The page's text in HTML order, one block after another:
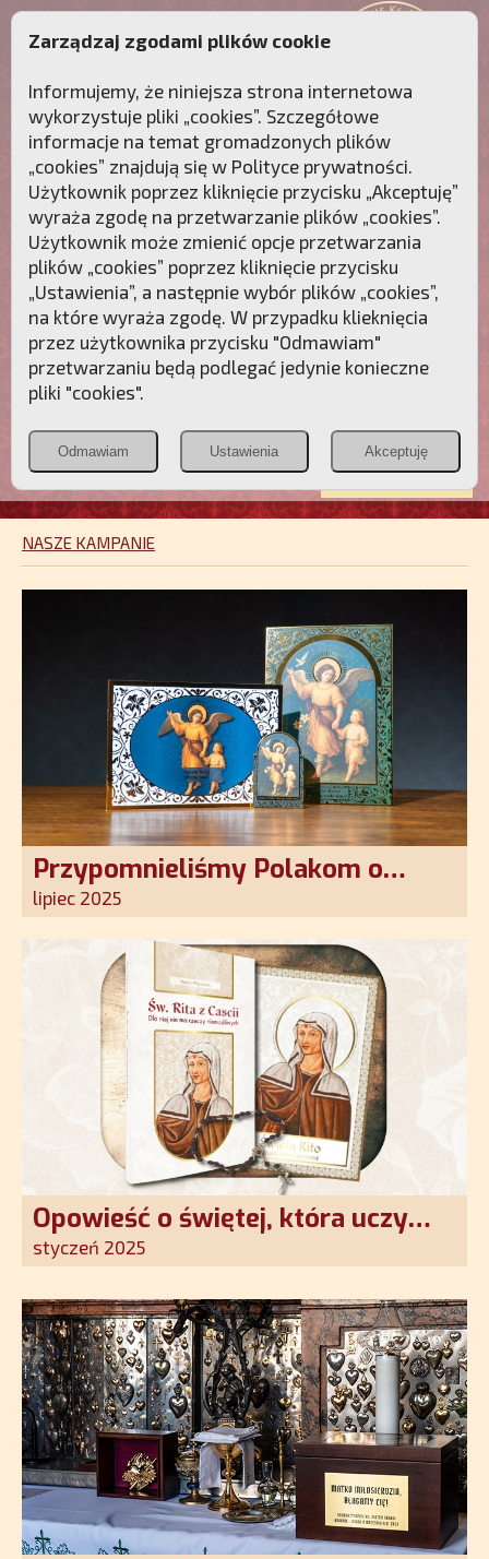
Przebudźmy sumienia Polaków!
Polonia
Christiana
PCh24.pl
Przymierze
POZNAJ APOSTOLAT FATIMY WESPRZYJ
NAS
NASZE KAMPANIE
Przypomnieliśmy Polakom o
obecności Anioła Stróża!
lipiec 2025
Opowieść o świętej, która uczy
szczerego oddania się Bogu.
nadziei w XXI wieku
styczeń 2025
Zarządzaj zgodami plików cookie
Informujemy, że niniejsza strona internetowa
wykorzystuje pliki „cookies”. Szczegółowe
informacje na temat gromadzonych plików
„cookies” znajdują się w Polityce prywatności.
Użytkownik poprzez kliknięcie przycisku „Akceptuję”
wyraża zgodę na przetwarzanie plików „cookies”.
Użytkownik może zmienić opcje przetwarzania
plików „cookies” poprzez kliknięcie przycisku
„Ustawienia”, a następnie wybór plików „cookies”,
na które wyraża zgodę. W przypadku klieknięcia
przez użytkownika przycisku "Odmawiam"
przetwarzaniu będą podlegać jedynie konieczne
pliki "cookies".
Odmawiam Ustawienia Akceptuję